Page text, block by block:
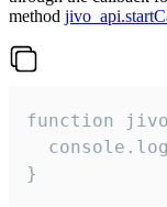
method
function
}